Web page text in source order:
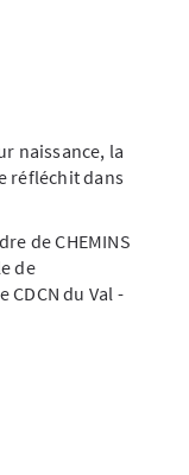
naissance, la
réfléchit dans
de CHEMINS
de
CDCN du Val -